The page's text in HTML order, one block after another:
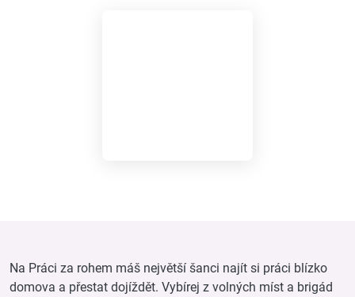
Na Práci za rohem máš největší šanci najít si práci blízko
domova a přestat dojíždět. Vybírej z volných míst a brigád